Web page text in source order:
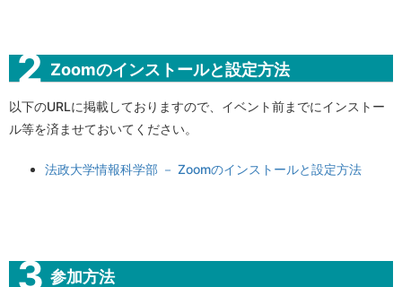
Zoomのインストールと設定方法
以下のURLに掲載しておりますので、イベント前までにインストー
ル等を済ませておいてください。
法政大学情報科学部 － Zoomのインストールと設定方法
参加方法